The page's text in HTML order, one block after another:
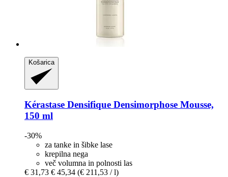
Košarica
Kérastase Densifique Densimorphose Mousse,
150 ml
-30%
za tanke in šibke lase
krepilna nega
več volumna in polnosti las
€ 31,73 € 45,34 (€ 211,53 / l)